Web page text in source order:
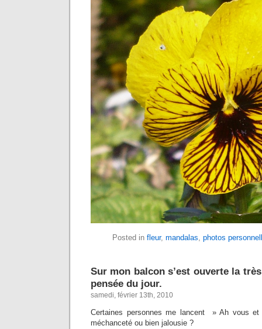
Posted in fleur, mandalas, photos
Sur mon balcon s’est ouverte la
pensée du jour.
samedi, février 13th, 2010
Certaines personnes me lancent » Ah vous
méchanceté ou bien jalousie ?